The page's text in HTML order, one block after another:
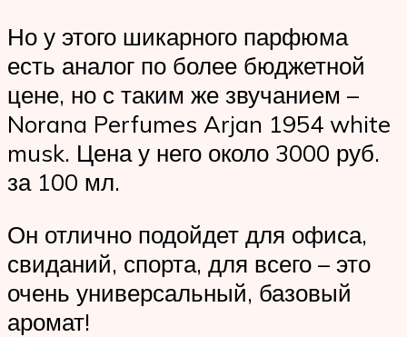
Но у этого шикарного парфюма
есть аналог по более бюджетной
цене, но с таким же звучанием –
Norana Perfumes Arjan 1954 white
musk. Цена у него около 3000 руб.
за 100 мл.
Он отлично подойдет для офиса,
свиданий, спорта, для всего – это
очень универсальный, базовый
аромат!